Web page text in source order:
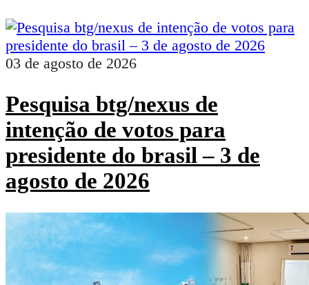
03 de agosto de 2026
Pesquisa btg/nexus de
intenção de votos para
presidente do brasil – 3 de
agosto de 2026